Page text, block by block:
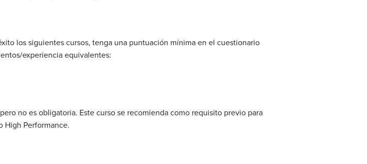
los siguientes cursos, tenga una puntuación mínima en el cuestionario
experiencia equivalentes:
no es obligatoria. Este curso se recomienda como requisito previo para
High Performance.